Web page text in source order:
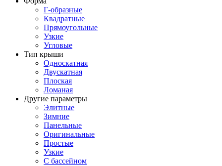
Г-образные
Квадратные
Прямоугольные
Узкие
Угловые
Тип крыши
Односкатная
Двускатная
Плоская
Ломаная
Другие параметры
Элитные
Зимние
Панельные
Оригинальные
Простые
Узкие
С бассейном